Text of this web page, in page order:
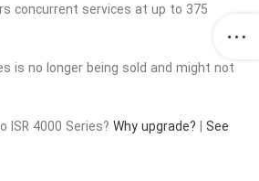
concurrent services at up to 375
is no longer being sold and might not
ISR 4000 Series? Why upgrade? | See